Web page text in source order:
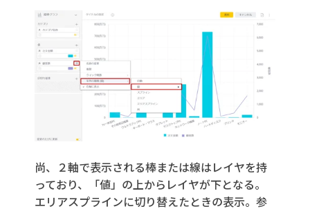
尚、２軸で表示される棒または線はレイヤを持
っており、「値」の上からレイヤが下となる。
エリアスプラインに切り替えたときの表示。参